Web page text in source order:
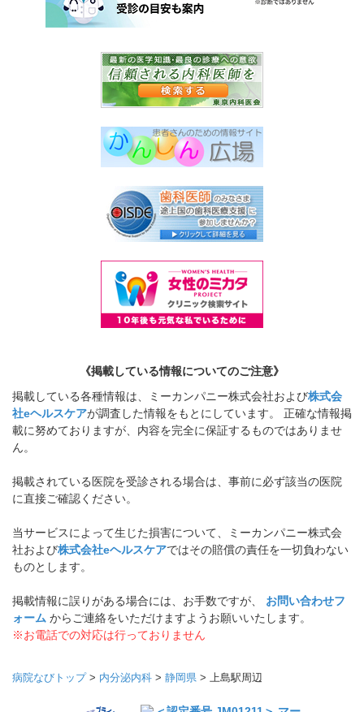
《掲載している情報についてのご注意》
掲載している各種情報は、ミーカンパニー株式会社および株式会
社eヘルスケアが調査した情報をもとにしています。 正確な情報掲
載に努めておりますが、内容を完全に保証するものではありませ
ん。
掲載されている医院を受診される場合は、事前に必ず該当の医院
に直接ご確認ください。
当サービスによって生じた損害について、ミーカンパニー株式会
社および株式会社eヘルスケアではその賠償の責任を一切負わない
ものとします。
掲載情報に誤りがある場合には、お手数ですが、 お問い合わせフ
ォーム からご連絡をいただけますようお願いいたします。
※お電話での対応は行っておりません
病院なびトップ> 内分泌内科 > 静岡県 > 上島駅周辺